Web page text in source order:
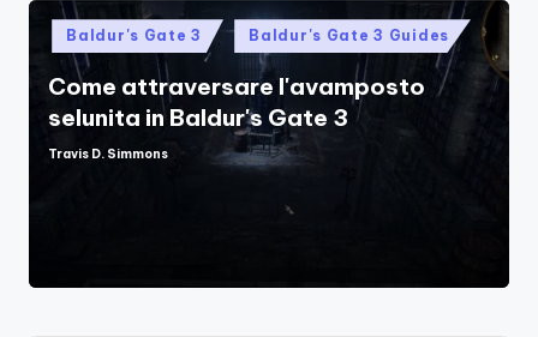
Posted
in
Baldur's Gate 3 Baldur's Gate 3 Guides
Come attraversare l'avamposto
selunita in Baldur's Gate 3
Posted
Travis D. Simmons